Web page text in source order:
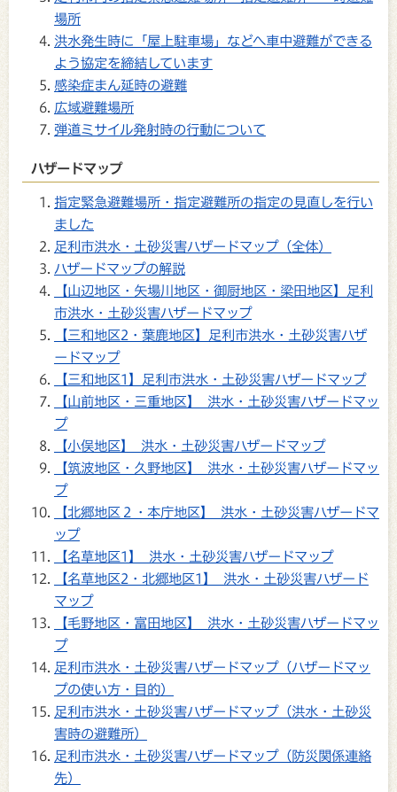
場所
洪水発生時に「屋上駐車場」などへ車中避難ができる
よう協定を締結しています
感染症まん延時の避難
広域避難場所
弾道ミサイル発射時の行動について
ハザードマップ
指定緊急避難場所・指定避難所の指定の見直しを行い
ました
足利市洪水・土砂災害ハザードマップ（全体）
ハザードマップの解説
【山辺地区・矢場川地区・御厨地区・梁田地区】足利
市洪水・土砂災害ハザードマップ
【三和地区2・葉鹿地区】足利市洪水・土砂災害ハザ
ードマップ
【三和地区1】足利市洪水・土砂災害ハザードマップ
【山前地区・三重地区】 洪水・土砂災害ハザードマッ
プ
【小俣地区】 洪水・土砂災害ハザードマップ
【筑波地区・久野地区】 洪水・土砂災害ハザードマッ
プ
【北郷地区２・本庁地区】 洪水・土砂災害ハザードマ
ップ
【名草地区1】 洪水・土砂災害ハザードマップ
【名草地区2・北郷地区1】 洪水・土砂災害ハザード
マップ
【毛野地区・富田地区】 洪水・土砂災害ハザードマッ
プ
足利市洪水・土砂災害ハザードマップ（ハザードマッ
プの使い方・目的）
足利市洪水・土砂災害ハザードマップ（洪水・土砂災
害時の避難所）
足利市洪水・土砂災害ハザードマップ（防災関係連絡
先）